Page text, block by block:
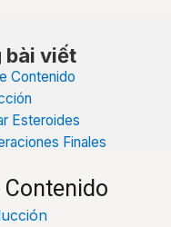
bài viết
Contenido
Esteroides
Finales
Contenido